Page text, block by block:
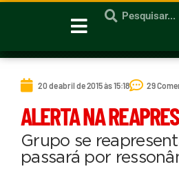
20 de abril de 2015 às 15:18 29
ALERTA NA
Grupo se
passará por